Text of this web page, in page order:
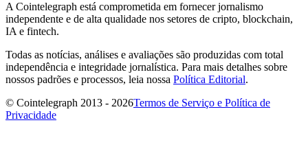
A Cointelegraph está comprometida em fornecer jornalismo
independente e de alta qualidade nos setores de cripto, blockchain,
IA e fintech.
Todas as notícias, análises e avaliações são produzidas com total
independência e integridade jornalística. Para mais detalhes sobre
nossos padrões e processos, leia nossa Política Editorial.
© Cointelegraph 2013 - 2026Termos de Serviço e Política de
Privacidade